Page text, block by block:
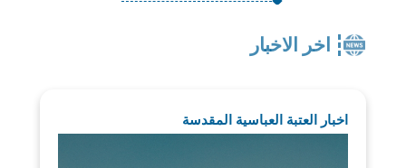
اخر الاخبار
اخبار العتبة العباسية المقدسة